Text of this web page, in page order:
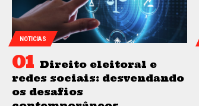
NOTICIAS
Direito eleitoral e
redes sociais: desvendando
os desafios